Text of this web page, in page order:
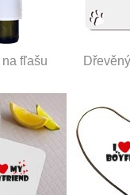
fľašu